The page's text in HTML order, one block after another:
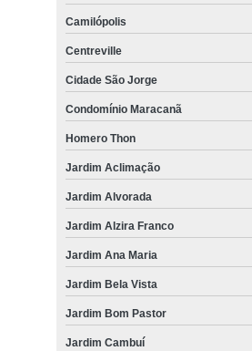
Camilópolis
Centreville
Cidade São Jorge
Condomínio Maracanã
Homero Thon
Jardim Aclimação
Jardim Alvorada
Jardim Alzira Franco
Jardim Ana Maria
Jardim Bela Vista
Jardim Bom Pastor
Jardim Cambuí